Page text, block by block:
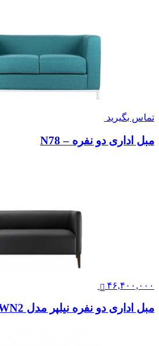
تماس بگیرید
مبل اداری دو نفره – N78
۴۶,۴۰۰,۰۰۰
مبل اداری دو نفره نیلپر مدل OSS 878WN2